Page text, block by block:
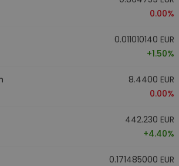
0.00%
0.011010140 EUR
+1.50%
8.4400 EUR
0.00%
442.230 EUR
+4.40%
0.171485000 EUR